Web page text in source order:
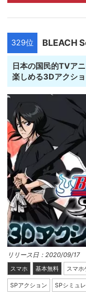
329位 BLEACH
日本の国民的TVア
楽しめる3Dアクショ
リリース日：2020/09/17
スマホ 基本無料 スマホ
SPアクション SPシミュ